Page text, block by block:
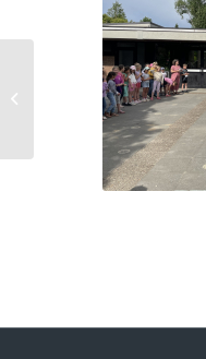
Klassenfahrt 3a